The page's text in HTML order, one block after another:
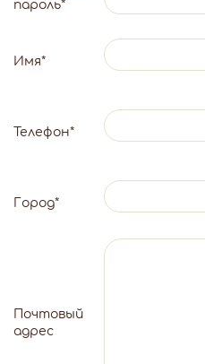
пароль*
Имя*
Телефон*
Город*
Почтовый
адрес